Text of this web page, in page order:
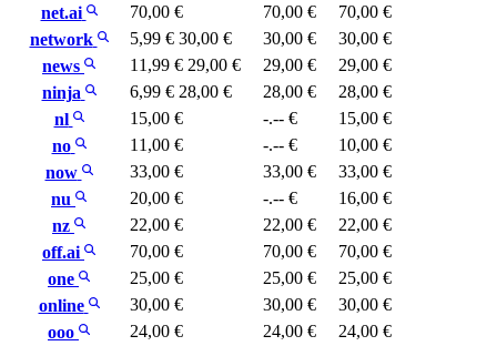
net.ai
70,00 € 70,00 €
70,00 €
network
5,99 € 30,00 € 30,00 €
30,00 €
news
11,99 € 29,00 € 29,00 €
29,00 €
ninja
6,99 € 28,00 € 28,00 €
28,00 €
nl
15,00 € -.-- €
15,00 €
no
11,00 € -.-- €
10,00 €
now
33,00 € 33,00 €
33,00 €
nu
20,00 € -.-- €
16,00 €
nz
22,00 € 22,00 €
22,00 €
off.ai
70,00 € 70,00 €
70,00 €
one
25,00 € 25,00 €
25,00 €
online
30,00 € 30,00 €
30,00 €
ooo
24,00 € 24,00 €
24,00 €